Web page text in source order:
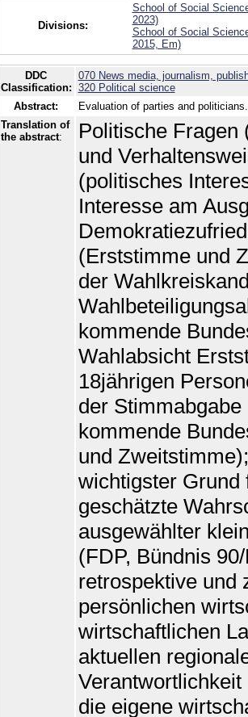
Divisions:
School of Social
2023)
School of Social
2015, Em)
DDC
Classification:
070 News media, journalism,
320 Political science
Abstract:
Evaluation of parties and
Translation of
the abstract:
Politische Fragen
und
(politisches
Interesse am
(Erststimme und
der
kommende
Wahlabsicht
18jährigen
der
kommende
und
wichtigster Grund
geschätzte
ausgewählter
(FDP, Bündnis
retrospektive und
persönlichen
wirtschaftlichen
aktuellen
die eigene